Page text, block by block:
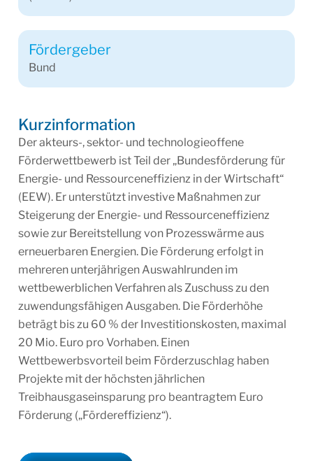
Kurzinformation
Der akteurs-, sektor- und technologieoffene
Förderwettbewerb ist Teil der „Bundesförderung für
Energie- und Ressourceneffizienz in der Wirtschaft“
(EEW). Er unterstützt investive Maßnahmen zur
Steigerung der Energie- und Ressourceneffizienz
sowie zur Bereitstellung von Prozesswärme aus
erneuerbaren Energien. Die Förderung erfolgt in
mehreren unterjährigen Auswahlrunden im
wettbewerblichen Verfahren als Zuschuss zu den
zuwendungsfähigen Ausgaben. Die Förderhöhe
beträgt bis zu 60 % der Investitionskosten, maximal
20 Mio. Euro pro Vorhaben. Einen
Wettbewerbsvorteil beim Förderzuschlag haben
Projekte mit der höchsten jährlichen
Treibhausgaseinsparung pro beantragtem Euro
Förderung („Fördereffizienz“).
Fördergeber
Bund